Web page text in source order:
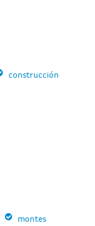
construcción
montes